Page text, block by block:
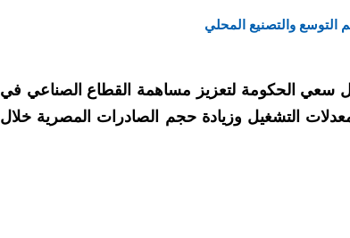
التوسع والتصنيع المحلي
سعي الحكومة لتعزيز مساهمة القطاع الصناعي في
التشغيل وزيادة حجم الصادرات المصرية خلال